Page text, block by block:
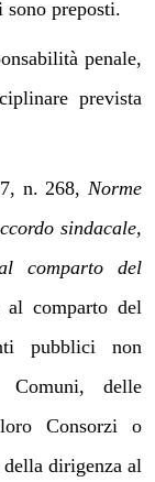
preposti.
penale,
prevista
n. 268, Norme
sindacale,
comparto del
al comparto del
pubblici non
Comuni, delle
Consorzi o
dirigenza al